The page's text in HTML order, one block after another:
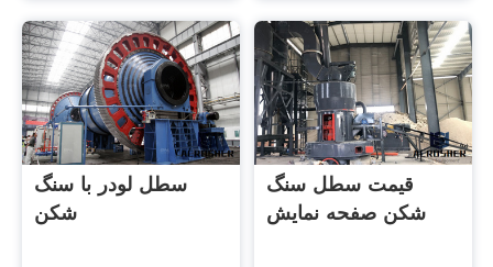
سطل لودر با سنگ
شکن
قیمت سطل سنگ
شکن صفحه نمایش